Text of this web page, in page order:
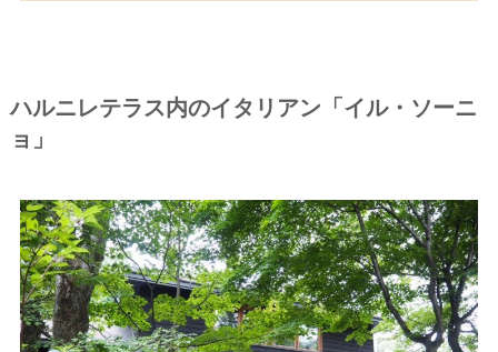
ハルニレテラス内のイタリアン「イル・ソーニ
ョ」